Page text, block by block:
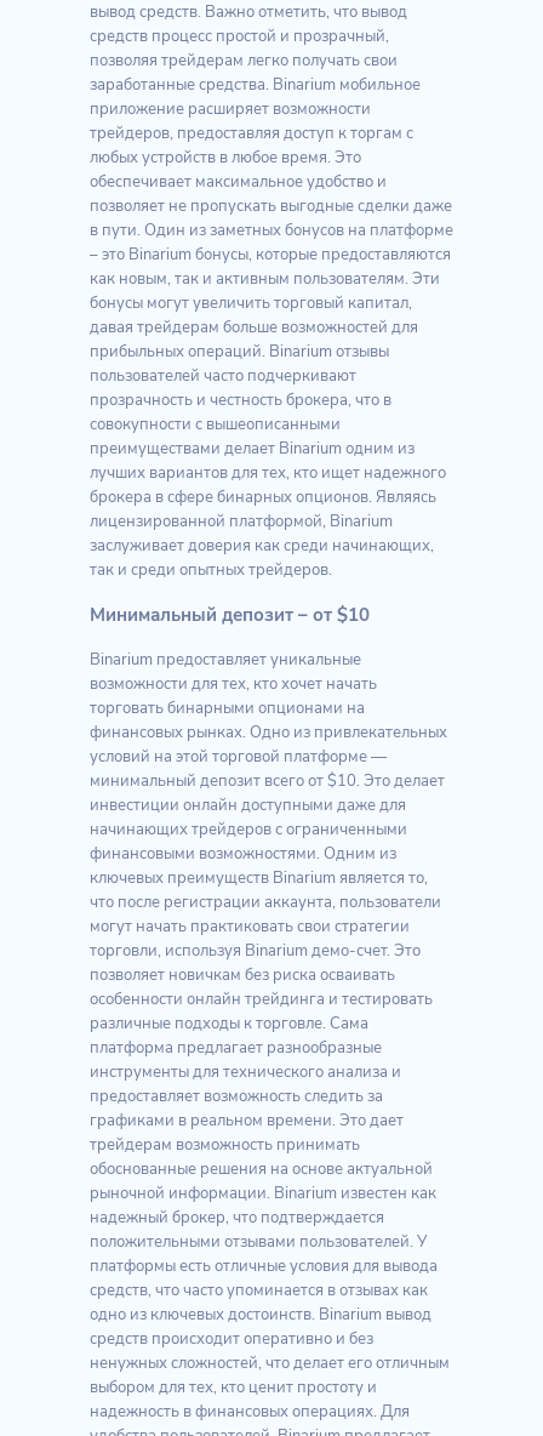
вывод средств. Важно отметить, что вывод
средств процесс простой и прозрачный,
позволяя трейдерам легко получать свои
заработанные средства. Binarium мобильное
приложение расширяет возможности
трейдеров, предоставляя доступ к торгам с
любых устройств в любое время. Это
обеспечивает максимальное удобство и
позволяет не пропускать выгодные сделки даже
в пути. Один из заметных бонусов на платформе
– это Binarium бонусы, которые предоставляются
как новым, так и активным пользователям. Эти
бонусы могут увеличить торговый капитал,
давая трейдерам больше возможностей для
прибыльных операций. Binarium отзывы
пользователей часто подчеркивают
прозрачность и честность брокера, что в
совокупности с вышеописанными
преимуществами делает Binarium одним из
лучших вариантов для тех, кто ищет надежного
брокера в сфере бинарных опционов. Являясь
лицензированной платформой, Binarium
заслуживает доверия как среди начинающих,
так и среди опытных трейдеров.
Минимальный депозит – от $10
Binarium предоставляет уникальные
возможности для тех, кто хочет начать
торговать бинарными опционами на
финансовых рынках. Одно из привлекательных
условий на этой торговой платформе —
минимальный депозит всего от $10. Это делает
инвестиции онлайн доступными даже для
начинающих трейдеров с ограниченными
финансовыми возможностями. Одним из
ключевых преимуществ Binarium является то,
что после регистрации аккаунта, пользователи
могут начать практиковать свои стратегии
торговли, используя Binarium демо-счет. Это
позволяет новичкам без риска осваивать
особенности онлайн трейдинга и тестировать
различные подходы к торговле. Сама
платформа предлагает разнообразные
инструменты для технического анализа и
предоставляет возможность следить за
графиками в реальном времени. Это дает
трейдерам возможность принимать
обоснованные решения на основе актуальной
рыночной информации. Binarium известен как
надежный брокер, что подтверждается
положительными отзывами пользователей. У
платформы есть отличные условия для вывода
средств, что часто упоминается в отзывах как
одно из ключевых достоинств. Binarium вывод
средств происходит оперативно и без
ненужных сложностей, что делает его отличным
выбором для тех, кто ценит простоту и
надежность в финансовых операциях. Для